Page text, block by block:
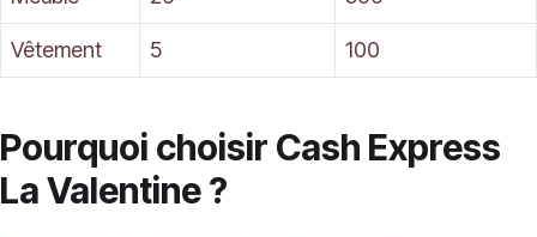
Vêtement 5 100
Pourquoi choisir Cash Express
La Valentine ?